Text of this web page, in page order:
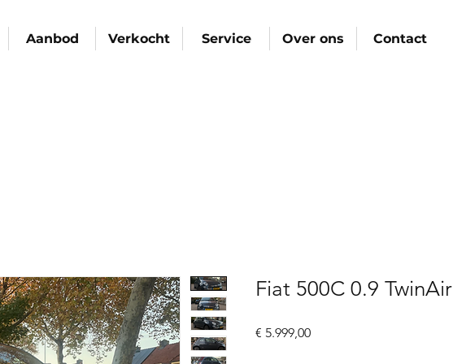
Aanbod Verkocht Service Over ons Contact
Fiat 500C 0.9 TwinAir
€ 5.999,00Prijs